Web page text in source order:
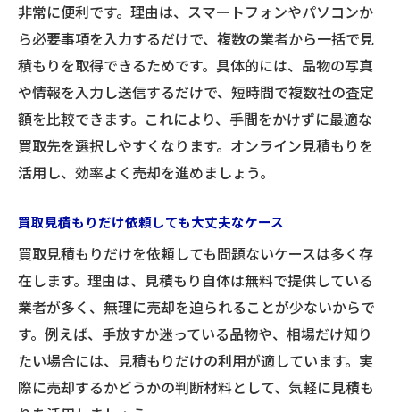
非常に便利です。理由は、スマートフォンやパソコンか
ら必要事項を入力するだけで、複数の業者から一括で見
積もりを取得できるためです。具体的には、品物の写真
や情報を入力し送信するだけで、短時間で複数社の査定
額を比較できます。これにより、手間をかけずに最適な
買取先を選択しやすくなります。オンライン見積もりを
活用し、効率よく売却を進めましょう。
買取見積もりだけ依頼しても大丈夫なケース
買取見積もりだけを依頼しても問題ないケースは多く存
在します。理由は、見積もり自体は無料で提供している
業者が多く、無理に売却を迫られることが少ないからで
す。例えば、手放すか迷っている品物や、相場だけ知り
たい場合には、見積もりだけの利用が適しています。実
際に売却するかどうかの判断材料として、気軽に見積も